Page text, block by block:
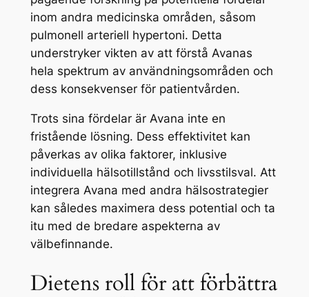
inom andra medicinska områden, såsom
pulmonell arteriell hypertoni. Detta
understryker vikten av att förstå Avanas
hela spektrum av användningsområden och
dess konsekvenser för patientvården.
Trots sina fördelar är Avana inte en
fristående lösning. Dess effektivitet kan
påverkas av olika faktorer, inklusive
individuella hälsotillstånd och livsstilsval. Att
integrera Avana med andra hälsostrategier
kan således maximera dess potential och ta
itu med de bredare aspekterna av
välbefinnande.
Dietens roll för att förbättra